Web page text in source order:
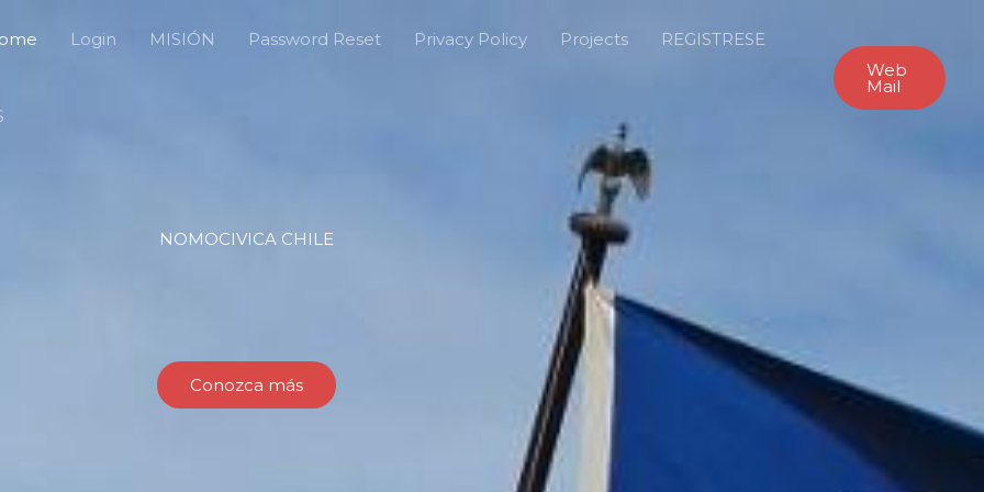
Login MISIÓN Password Reset Privacy Policy Projects REGISTRESE
Web
Mail
NOMOCIVICA CHILE
Conozca más